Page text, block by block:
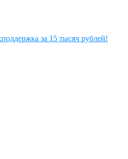
за 15 тысяч рублей!